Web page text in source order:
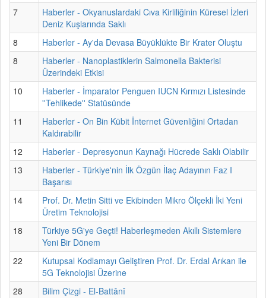
7
Haberler - Okyanuslardaki Cıva Kirliliğinin Küresel İzleri
Deniz Kuşlarında Saklı
8
Haberler - Ay'da Devasa Büyüklükte Bir Krater Oluştu
8
Haberler - Nanoplastiklerin Salmonella Bakterisi
Üzerindeki Etkisi
10
Haberler - İmparator Penguen IUCN Kırmızı Listesinde
''Tehlikede'' Statüsünde
11
Haberler - On Bin Kübit İnternet Güvenliğini Ortadan
Kaldırabilir
12
Haberler - Depresyonun Kaynağı Hücrede Saklı Olabilir
13
Haberler - Türkiye'nin İlk Özgün İlaç Adayının Faz I
Başarısı
14
Prof. Dr. Metin Sitti ve Ekibinden Mikro Ölçekli İki Yeni
Üretim Teknolojisi
18
Türkiye 5G'ye Geçti! Haberleşmeden Akıllı Sistemlere
Yeni Bir Dönem
22
Kutupsal Kodlamayı Geliştiren Prof. Dr. Erdal Arıkan ile
5G Teknolojisi Üzerine
28
Bilim Çizgi - El-Battânî